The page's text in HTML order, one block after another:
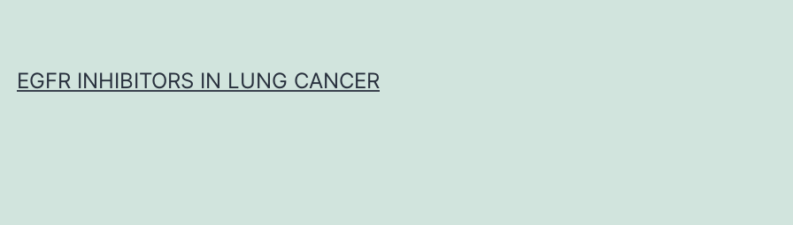
EGFR INHIBITORS IN LUNG CANCER